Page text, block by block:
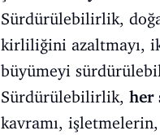
Sürdürülebilirlik,
kirliliğini azaltmayı,
büyümeyi
Sürdürülebilirlik, her
kavramı,